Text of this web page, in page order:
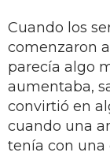
Cuando los
comenzaron
parecía algo
aumentaba,
convirtió en
cuando una
tenía con una